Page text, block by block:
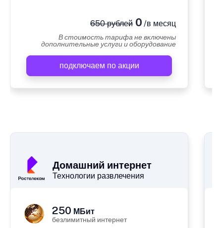
650 рублей0 /в месяц
В стоимость тарифа не включены
дополнительные услуги и оборудование
подключаем по акции
Домашний интернет
Технологии развлечения
250 МБит
безлимитный интернет